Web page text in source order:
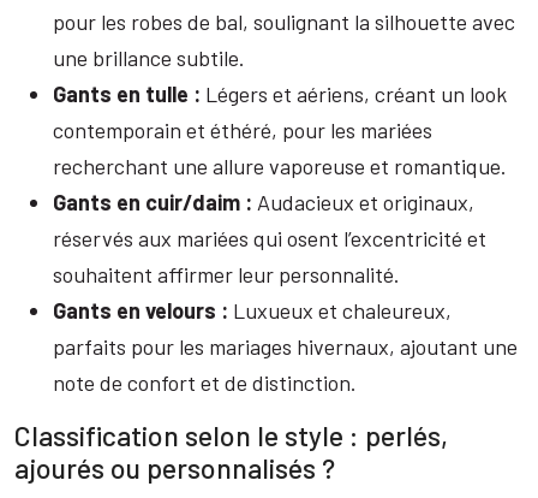
pour les robes de bal, soulignant la silhouette avec
une brillance subtile.
Gants en tulle : Légers et aériens, créant un look
contemporain et éthéré, pour les mariées
recherchant une allure vaporeuse et romantique.
Gants en cuir/daim : Audacieux et originaux,
réservés aux mariées qui osent l’excentricité et
souhaitent affirmer leur personnalité.
Gants en velours : Luxueux et chaleureux,
parfaits pour les mariages hivernaux, ajoutant une
note de confort et de distinction.
Classification selon le style : perlés,
ajourés ou personnalisés ?